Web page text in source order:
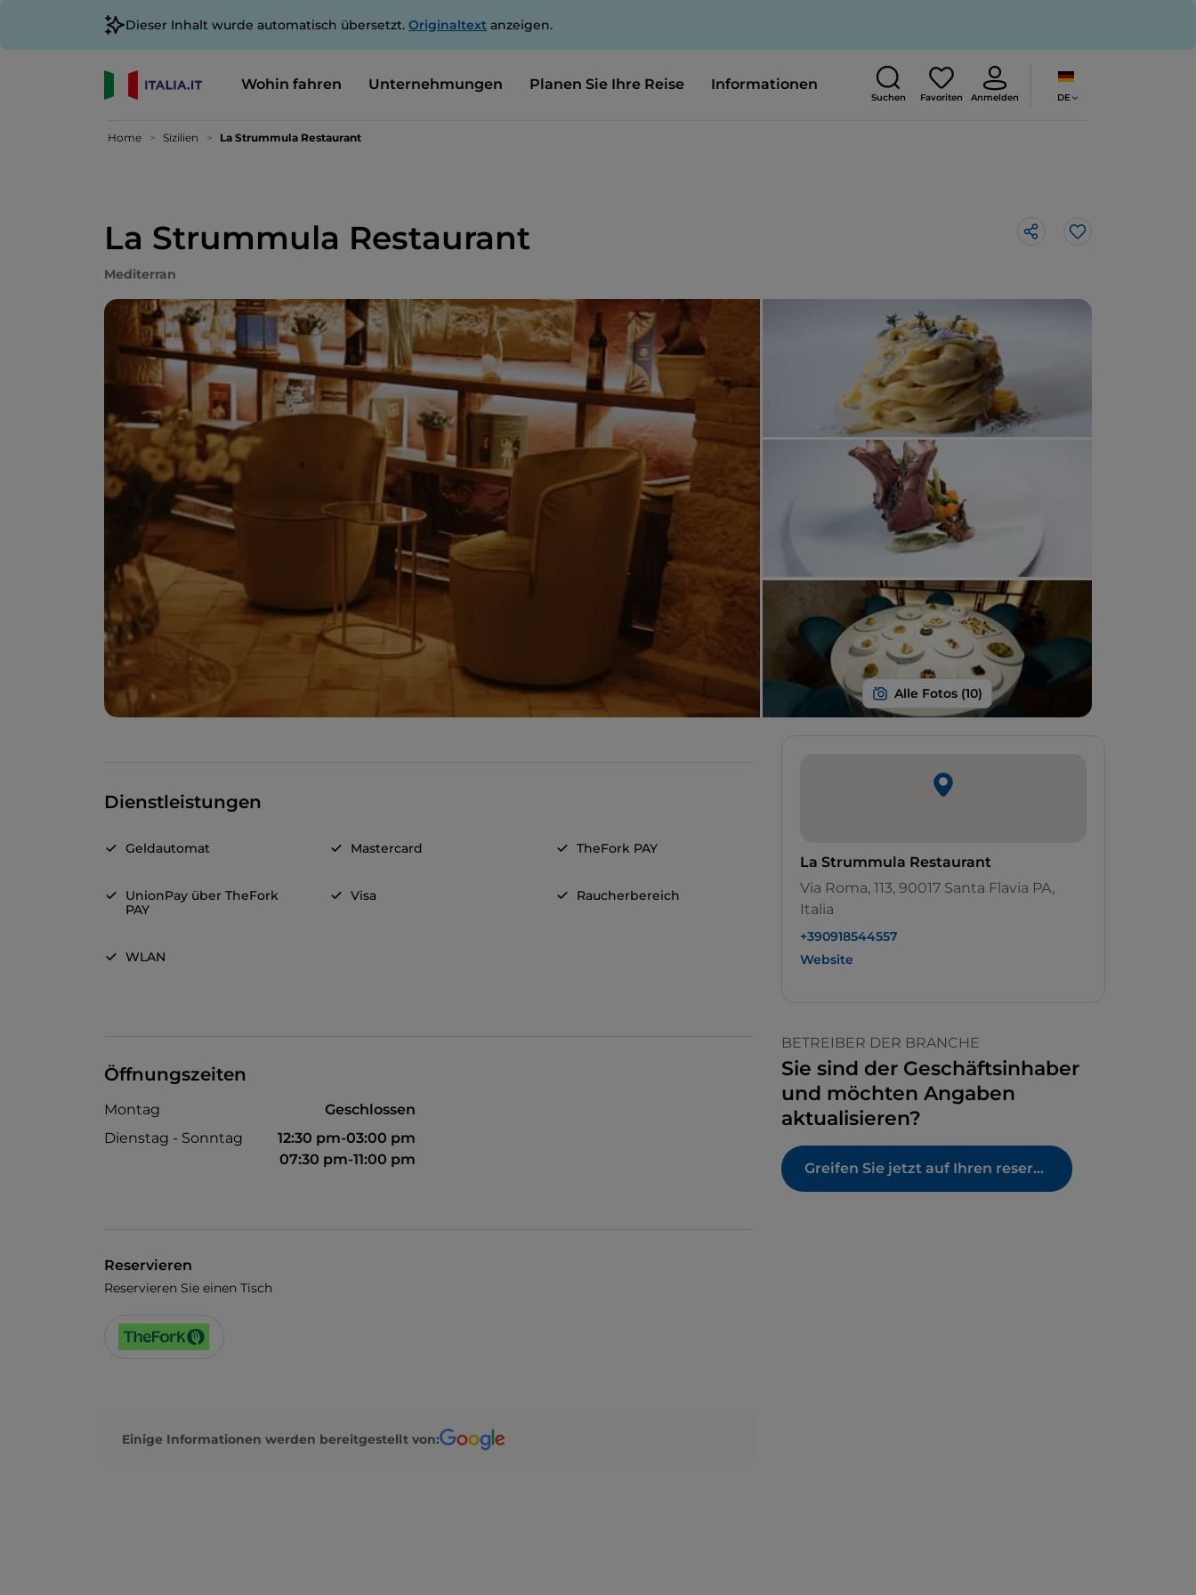
Dieser Inhalt wurde automatisch übersetzt. Originaltext anzeigen.
Wohin fahren Unternehmungen Planen Sie Ihre Reise Informationen
Suchen Favoriten Anmelden DE
Home Sizilien La Strummula Restaurant
La Strummula Restaurant Like
Mediterran
Dienstleistungen
Geldautomat Mastercard TheFork PAY
UnionPay über TheFork
PAY
Visa Raucherbereich
WLAN
Öffnungszeiten
Montag
Geschlossen
Dienstag - Sonntag
12:30 pm-03:00 pm
07:30 pm-11:00 pm
Reservieren
Reservieren Sie einen Tisch
Einige Informationen werden bereitgestellt von:
La Strummula Restaurant
Via Roma, 113, 90017 Santa Flavia PA,
Italia
+390918544557
Website
BETREIBER DER BRANCHE
Sie sind der Geschäftsinhaber
und möchten Angaben
aktualisieren?
Greifen Sie jetzt auf Ihren reservierten Bereich zu